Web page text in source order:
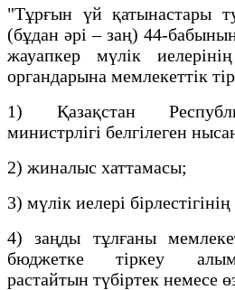
"Тұрғын үй қатынастары
(бұдан әрі – заң) 44-
жауапкер мүлік иелерінің
органдарына мемлекеттік
1) Қазақстан
министрлігі белгілеген
2) жиналыс хаттамасы;
3) мүлік иелері
4) заңды тұлғаны
бюджетке тіркеу
растайтын түбіртек немесе